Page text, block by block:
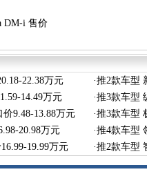
DM-i 售价
22.38万元 ·推2款车型
14.49万元 ·推3款车型
9.48-13.88万元 ·推3款车型
20.98万元 ·推4款车型
19.99万元 ·推2款车型